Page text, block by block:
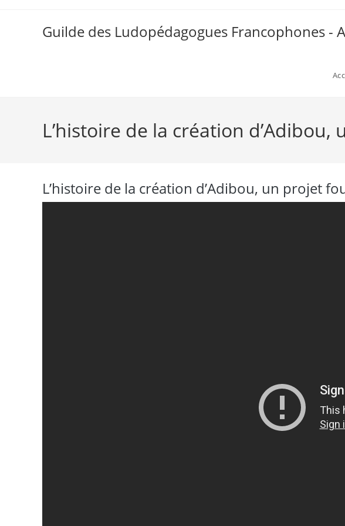
Guilde des Ludopédagogues Francophones -
L’histoire de la création d’Adibou,
L’histoire de la création d’Adibou, un projet